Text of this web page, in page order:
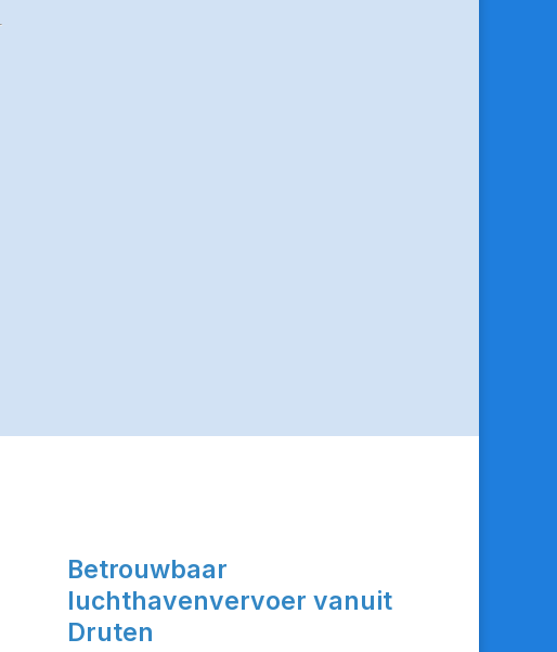
Betrouwbaar
luchthavenvervoer vanuit
Druten